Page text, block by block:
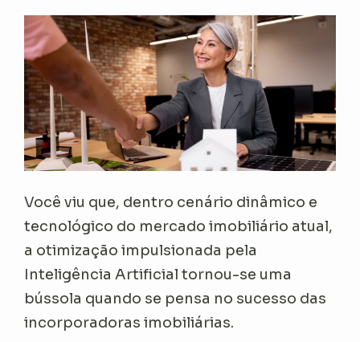
Você viu que, dentro cenário dinâmico e
tecnológico do mercado imobiliário atual,
a otimização impulsionada pela
Inteligência Artificial tornou-se uma
bússola quando se pensa no sucesso das
incorporadoras imobiliárias.